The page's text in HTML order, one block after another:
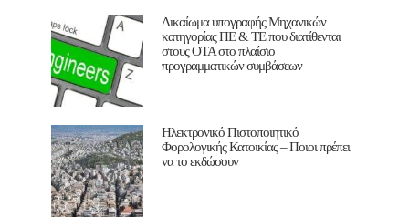
Δικαίωμα υπογραφής Μηχανικών
κατηγορίας ΠΕ & ΤΕ που διατίθενται
στους ΟΤΑ στο πλαίσιο
προγραμματικών συμβάσεων
Ηλεκτρονικό Πιστοποιητικό
Φορολογικής Κατοικίας – Ποιοι πρέπει
να το εκδώσουν